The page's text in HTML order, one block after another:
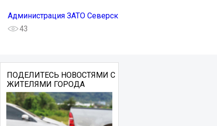
Администрация ЗАТО Северск
43
ПОДЕЛИТЕСЬ НОВОСТЯМИ С
ЖИТЕЛЯМИ ГОРОДА